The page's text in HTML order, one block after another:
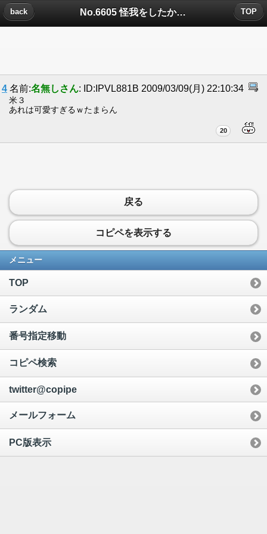
No.6605 怪我をしたかわいそうな動物に寄付をについたコメント
back TOP
4 名前:名無しさん: ID:IPVL881B 2009/03/09(月) 22:10:34
米３
あれは可愛すぎるｗたまらん
20
戻る
コピペを表示する
メニュー
TOP
ランダム
番号指定移動
コピペ検索
twitter@copipe
メールフォーム
PC版表示